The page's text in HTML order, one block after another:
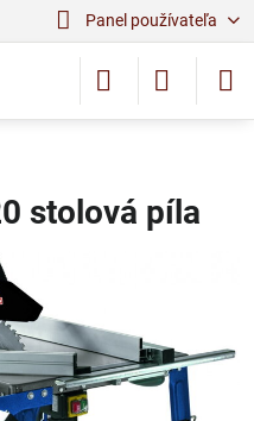
Panel používateľa
stolová píla